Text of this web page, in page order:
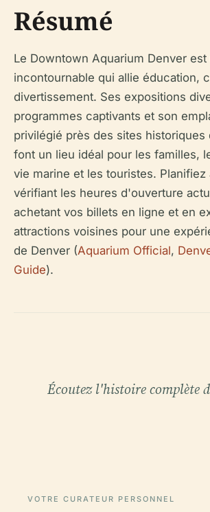
Résumé
Le Downtown Aquarium Denver
incontournable qui allie éducation,
divertissement. Ses expositions
programmes captivants et son
privilégié près des sites historiques
font un lieu idéal pour les familles,
vie marine et les touristes. Planifiez
vérifiant les heures d'ouverture
achetant vos billets en ligne et en
attractions voisines pour une
de Denver (Aquarium Official,
Guide).
Écoutez l'histoire complète
VOTRE CURATEUR PERSONNEL